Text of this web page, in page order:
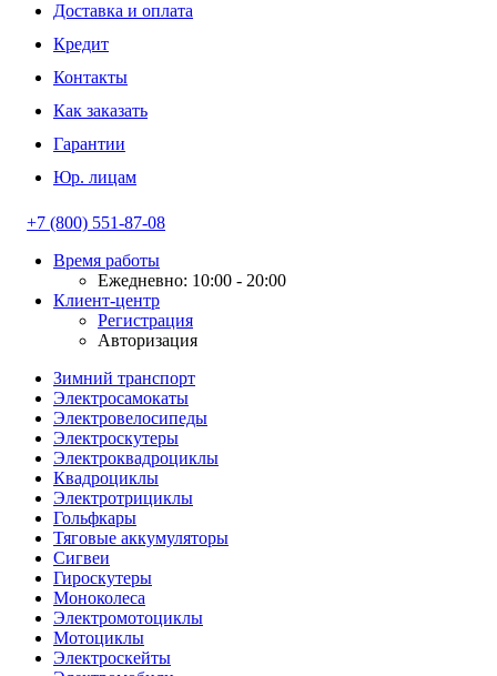
Доставка и оплата
Кредит
Контакты
Как заказать
Гарантии
Юр. лицам
+7 (800) 551-87-08
Время работы
Ежедневно: 10:00 - 20:00
Клиент-центр
Регистрация
Авторизация
Зимний транспорт
Электросамокаты
Электровелосипеды
Электроскутеры
Электроквадроциклы
Квадроциклы
Электротрициклы
Гольфкары
Тяговые аккумуляторы
Сигвеи
Гироскутеры
Моноколеса
Электромотоциклы
Мотоциклы
Электроскейты